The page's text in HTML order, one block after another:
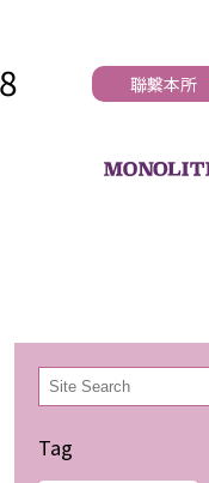
聯繫本所
検
索
Tag